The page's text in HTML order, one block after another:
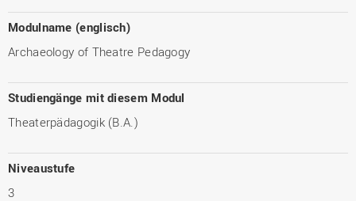
Modulname (englisch)
Archaeology of Theatre Pedagogy
Studiengänge mit diesem Modul
Theaterpädagogik (B.A.)
Niveaustufe
3